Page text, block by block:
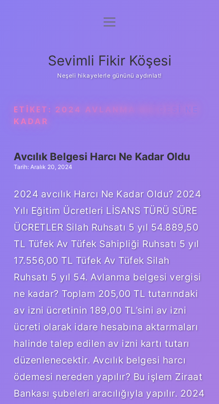
Anasayfa
Yasal Uyarı
menüyü
Sevimli Fikir Köşesi
Neşeli hikayelerle gününü aydınlat!
ETIKET: 2024 AVLANMA BELGESI NE
KADAR
Avcılık Belgesi Harcı Ne Kadar Oldu
Tarih: Aralık 20, 2024
2024 avcılık Harcı Ne Kadar Oldu? 2024
Yılı Eğitim Ücretleri LİSANS TÜRÜ SÜRE
ÜCRETLER Silah Ruhsatı 5 yıl 54.889,50
TL Tüfek Av Tüfek Sahipliği Ruhsatı 5 yıl
17.556,00 TL Tüfek Av Tüfek Silah
Ruhsatı 5 yıl 54. Avlanma belgesi vergisi
ne kadar? Toplam 205,00 TL tutarındaki
av izni ücretinin 189,00 TL’sini av izni
ücreti olarak idare hesabına aktarmaları
halinde talep edilen av izni kartı tutarı
düzenlenecektir. Avcılık belgesi harcı
ödemesi nereden yapılır? Bu işlem Ziraat
Bankası şubeleri aracılığıyla yapılır. 2024